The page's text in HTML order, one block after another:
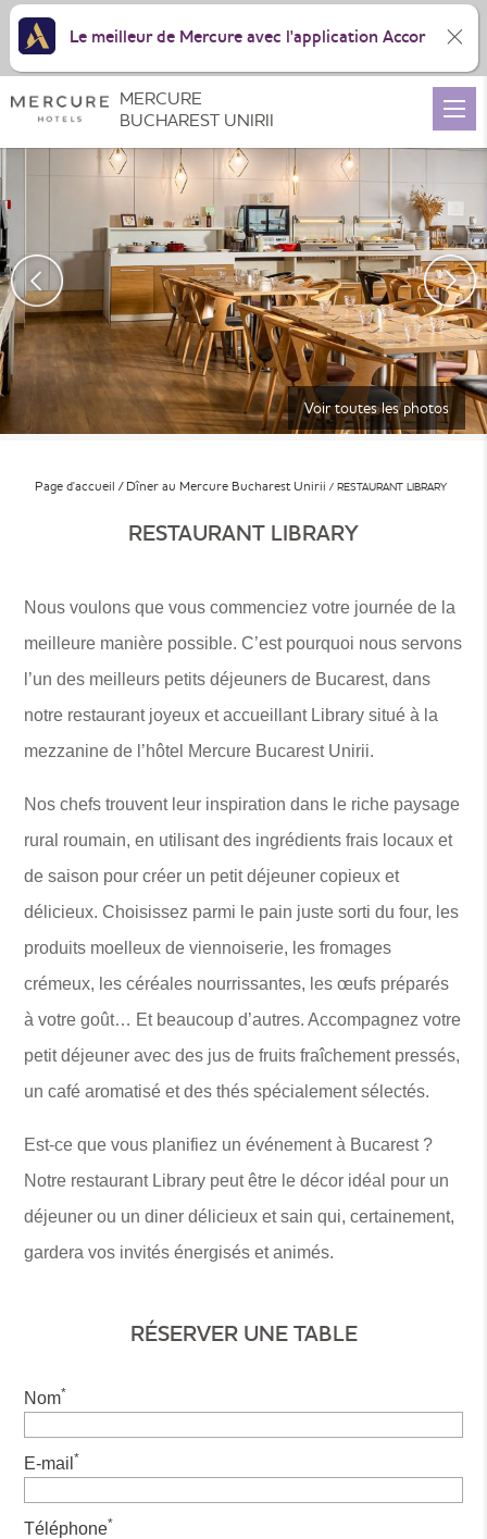
Voir toutes les photos
Page d'accueil Dîner au Mercure Bucharest Unirii RESTAURANT LIBRARY
RESTAURANT LIBRARY
Nous voulons que vous commenciez votre journée de la
meilleure manière possible. C’est pourquoi nous servons
l’un des meilleurs petits déjeuners de Bucarest, dans
notre restaurant joyeux et accueillant Library situé à la
mezzanine de l’hôtel Mercure Bucarest Unirii.
Nos chefs trouvent leur inspiration dans le riche paysage
rural roumain, en utilisant des ingrédients frais locaux et
de saison pour créer un petit déjeuner copieux et
délicieux. Choisissez parmi le pain juste sorti du four, les
produits moelleux de viennoiserie, les fromages
crémeux, les céréales nourrissantes, les œufs préparés
à votre goût… Et beaucoup d’autres. Accompagnez votre
petit déjeuner avec des jus de fruits fraîchement pressés,
un café aromatisé et des thés spécialement sélectés.
Est-ce que vous planifiez un événement à Bucarest ?
Notre restaurant Library peut être le décor idéal pour un
déjeuner ou un diner délicieux et sain qui, certainement,
gardera vos invités énergisés et animés.
RÉSERVER UNE TABLE
Nom*
E-mail *
Téléphone*
MERCURE
BUCHAREST UNIRII
Le meilleur de Mercure avec l'application Accor